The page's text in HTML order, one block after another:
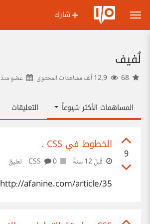
شارك
لُفيف
عضو منذ
المساهمات الأكثر شيوعاً التعليقات
9
الخطوط في CSS .
قبل 12 سنةً 0 تعليق
http://afanine.com/article/35